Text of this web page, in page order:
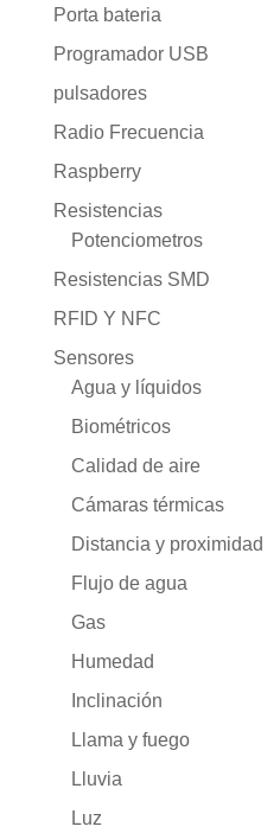
Porta bateria
Programador USB
pulsadores
Radio Frecuencia
Raspberry
Resistencias
Potenciometros
Resistencias SMD
RFID Y NFC
Sensores
Agua y líquidos
Biométricos
Calidad de aire
Cámaras térmicas
Distancia y proximidad
Flujo de agua
Gas
Humedad
Inclinación
Llama y fuego
Lluvia
Luz